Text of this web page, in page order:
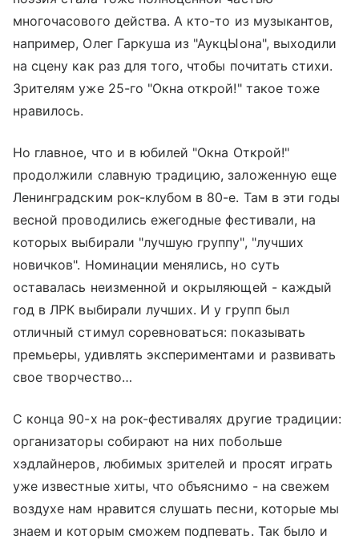
многочасового действа. А кто-то из музыкантов,
например, Олег Гаркуша из "АукцЫона", выходили
на сцену как раз для того, чтобы почитать стихи.
Зрителям уже 25-го "Окна открой!" такое тоже
нравилось.
Но главное, что и в юбилей "Окна Открой!"
продолжили славную традицию, заложенную еще
Ленинградским рок-клубом в 80-е. Там в эти годы
весной проводились ежегодные фестивали, на
которых выбирали "лучшую группу", "лучших
новичков". Номинации менялись, но суть
оставалась неизменной и окрыляющей - каждый
год в ЛРК выбирали лучших. И у групп был
отличный стимул соревноваться: показывать
премьеры, удивлять экспериментами и развивать
свое творчество…
С конца 90-х на рок-фестивалях другие традиции:
организаторы собирают на них побольше
хэдлайнеров, любимых зрителей и просят играть
уже известные хиты, что объяснимо - на свежем
воздухе нам нравится слушать песни, которые мы
знаем и которым сможем подпевать. Так было и